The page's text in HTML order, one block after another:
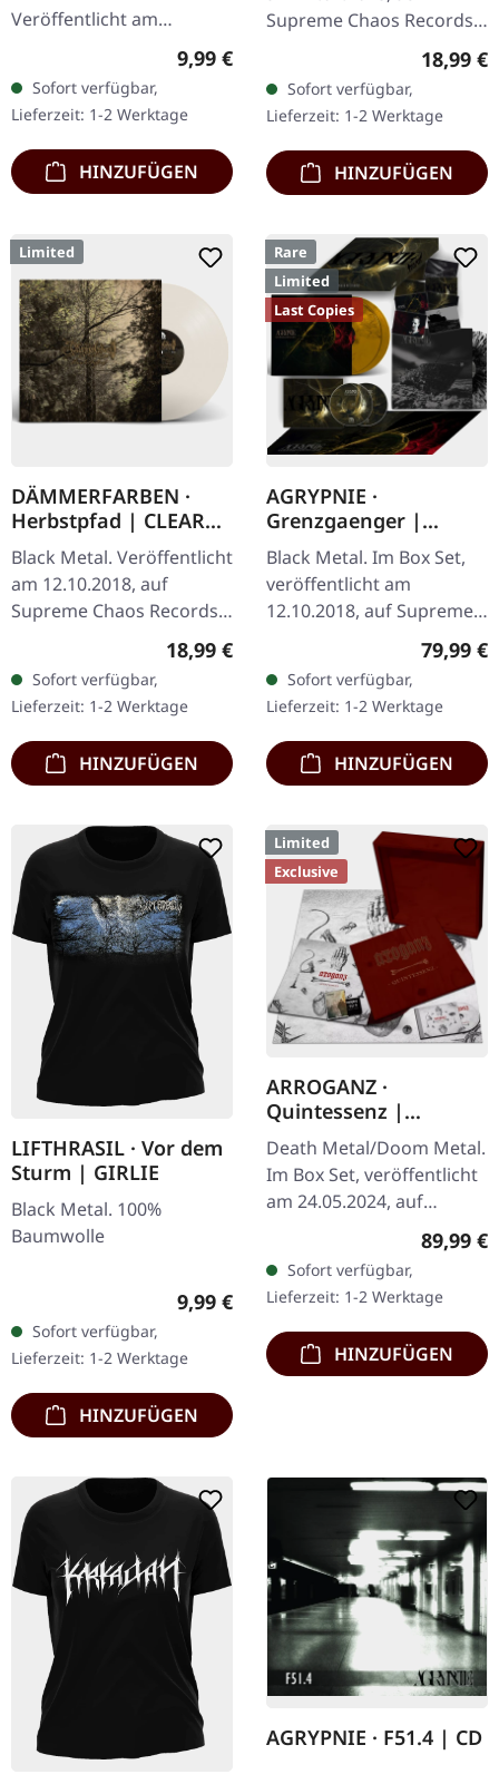
Veröffentlicht am
19.01.2002, auf Supreme
Chaos Records. CD im
Jewelcase. Neuauflage mit
neuem Artwork,…
Regulärer Preis:
9,99 €
Sofort verfügbar,
Lieferzeit: 1-2 Werktage
HINZUFÜGEN
Supreme Chaos Records.
Schwarzes Vinyl mit
schwerem Cover und
Insert, limitiert auf 200
Exemplare.…
18,99 €
Sofort verfügbar,
Lieferzeit: 1-2 Werktage
HINZUFÜGEN
Limited
DÄMMERFARBEN ·
Herbstpfad | CLEAR
LP
Black Metal. Veröffentlicht
am 12.10.2018, auf
Supreme Chaos Records.
Transparentes Vinyl
limitiert auf nur 200
Exemplare. Diese
hochwertige…
Regulärer Preis:
18,99 €
Sofort verfügbar,
Lieferzeit: 1-2 Werktage
HINZUFÜGEN
Rare
Limited
Last Copies
AGRYPNIE ·
Grenzgaenger |
DELUXE GOLD/CLEAR
4LP BOX SET
Black Metal. Im Box Set,
veröffentlicht am
12.10.2018, auf Supreme
Chaos Records. Eine
noble Box, die die beiden
Agrypnie-Alben
"Grenzgænger" und…
79,99 €
Sofort verfügbar,
Lieferzeit: 1-2 Werktage
HINZUFÜGEN
LIFTHRASIL · Vor dem
Sturm | GIRLIE
Black Metal. 100%
Baumwolle
Regulärer Preis:
9,99 €
Sofort verfügbar,
Lieferzeit: 1-2 Werktage
HINZUFÜGEN
Limited
Exclusive
ARROGANZ ·
Quintessenz |
WOODEN BOX SET
Death Metal/Doom Metal.
Im Box Set, veröffentlicht
am 24.05.2024, auf
Supreme Chaos Records.
handgearbeitete Holzbox
mit graviertem…
89,99 €
Sofort verfügbar,
Lieferzeit: 1-2 Werktage
HINZUFÜGEN
AGRYPNIE · F51.4 | CD